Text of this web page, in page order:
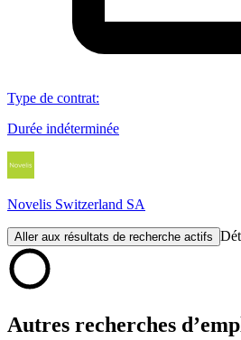
Type de contrat:
Durée indéterminée
Novelis Switzerland SA
Aller aux résultats de recherche actifs
Autres recherches